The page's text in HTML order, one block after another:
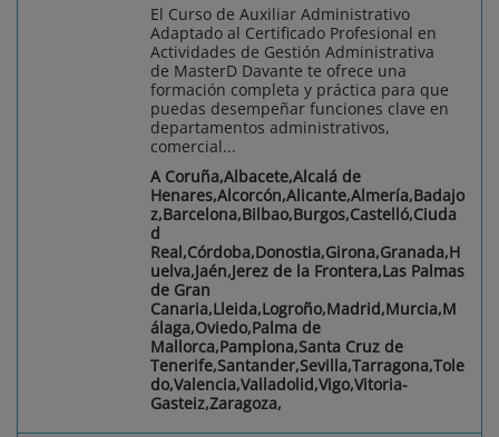
El Curso de Auxiliar Administrativo
Adaptado al Certificado Profesional en
Actividades de Gestión Administrativa
de MasterD Davante te ofrece una
formación completa y práctica para que
puedas desempeñar funciones clave en
departamentos administrativos,
comercial...
A Coruña,Albacete,Alcalá de
Henares,Alcorcón,Alicante,Almería,Badajo
z,Barcelona,Bilbao,Burgos,Castelló,Ciuda
d
Real,Córdoba,Donostia,Girona,Granada,H
uelva,Jaén,Jerez de la Frontera,Las Palmas
de Gran
Canaria,Lleida,Logroño,Madrid,Murcia,M
álaga,Oviedo,Palma de
Mallorca,Pamplona,Santa Cruz de
Tenerife,Santander,Sevilla,Tarragona,Tole
do,Valencia,Valladolid,Vigo,Vitoria-
Gasteiz,Zaragoza,